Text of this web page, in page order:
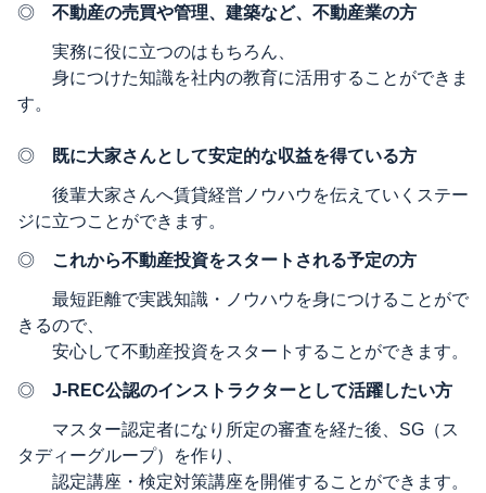
◎ 不動産の売買や管理、建築など、不動産業の方
実務に役に立つのはもちろん、
身につけた知識を社内の教育に活用することができま
す。
◎ 既に大家さんとして安定的な収益を得ている方
後輩大家さんへ賃貸経営ノウハウを伝えていくステー
ジに立つことができます。
◎ これから不動産投資をスタートされる予定の方
最短距離で実践知識・ノウハウを身につけることがで
きるので、
安心して不動産投資をスタートすることができます。
◎ J-REC公認のインストラクターとして活躍したい方
マスター認定者になり所定の審査を経た後、SG（ス
タディーグループ）を作り、
認定講座・検定対策講座を開催することができます。